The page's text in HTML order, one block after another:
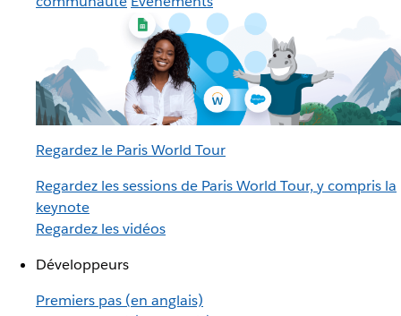
Regardez le Paris World Tour
Regardez les sessions de Paris World Tour, y compris la
keynote
Regardez les vidéos
Développeurs
Premiers pas (en anglais)